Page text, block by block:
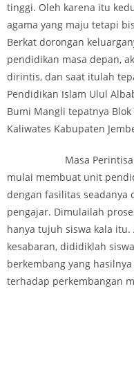
tinggi. Oleh karena itu
agama yang maju tetapi
Berkat dorongan
pendidikan masa depan,
dirintis, dan saat itulah
Pendidikan Islam Ulul
Bumi Mangli tepatnya Blok
Kaliwates Kabupaten
Masa Perintisan
mulai membuat unit
dengan fasilitas seadanya
pengajar. Dimulailah
hanya tujuh siswa kala
kesabaran, dididiklah
berkembang yang
terhadap perkembangan